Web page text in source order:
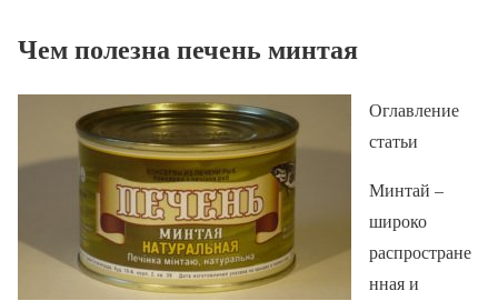
Чем полезна печень минтая
Оглавление
статьи
Минтай –
широко
распростране
нная и